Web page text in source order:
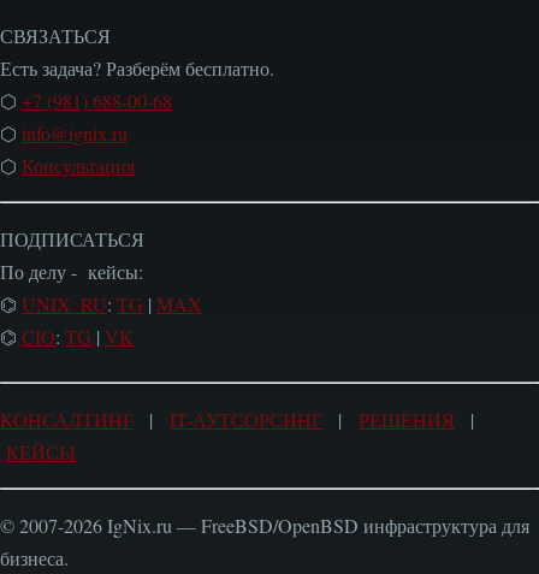
СВЯЗАТЬСЯ
Есть задача? Разберём бесплатно.
⬡ +7 (981) 688-00-68
⬡ info@ignix.ru
⬡ Консультация
ПОДПИСАТЬСЯ
По делу - кейсы:
⌬ UNIX_RU: TG | MAX
⌬ CIO: TG | VK
КОНСАЛТИНГ | IT-АУТСОРСИНГ | РЕШЕНИЯ |
КЕЙСЫ
© 2007-2026 IgNix.ru — FreeBSD/OpenBSD инфраструктура для
бизнеса.